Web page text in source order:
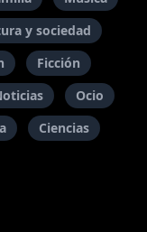
y sociedad
Ficción
Ocio
Ciencias